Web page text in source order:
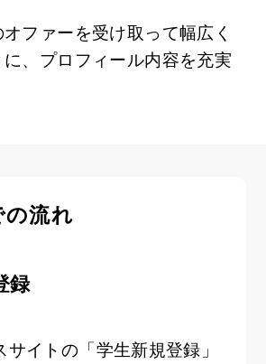
ファーを受け取って幅広く
、プロフィール内容を充実
の流れ
録
サイトの「学生新規登録」